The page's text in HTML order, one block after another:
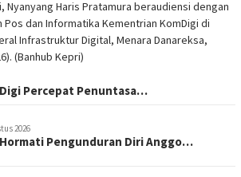
Percepat Penuntasa…
2026
Hormati Pengunduran Diri Anggo…